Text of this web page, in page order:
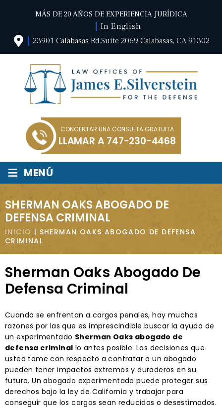
MÁS DE 20 AÑOS DE EXPERIENCIA JURÍDICA
In English
23901 Calabasas Rd.Suite 2069 Calabasas, CA 91302
CONCERTAR UNA CONSULTA GRATUITA
LLAMAR A 747-230-4468
≡ MENÚ
SHERMAN OAKS ABOGADO DE
DEFENSA CRIMINAL
INICIO | SHERMAN OAKS ABOGADO DE DEFENSA
CRIMINAL
Sherman Oaks Abogado De
Defensa Criminal
Cuando se enfrentan a cargos penales, hay muchas
razones por las que es imprescindible buscar la ayuda de
un experimentado Sherman Oaks abogado de
defensa criminal lo antes posible. Las decisiones que
usted tome con respecto a contratar a un abogado
pueden tener impactos extremos y duraderos en su
futuro. Un abogado experimentado puede proteger sus
derechos bajo la ley de California y trabajar para
conseguir que los cargos sean reducidos o desestimados.